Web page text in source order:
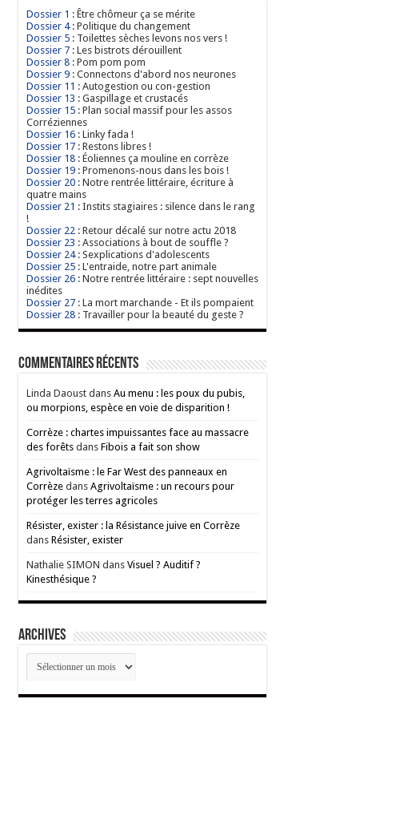
Dossier 1 : Être chômeur ça se mérite
Dossier 4: Politique du changement
Dossier 5 : Toilettes sèches levons nos vers !
Dossier 7 : Les bistrots dérouillent
Dossier 8 : Pom pom pom
Dossier 9 : Connectons d'abord nos neurones
Dossier 11 : Autogestion ou con-gestion
Dossier 13 : Gaspillage et crustacés
Dossier 15 : Plan social massif pour les assos
Corréziennes
Dossier 16 : Linky fada !
Dossier 17 : Restons libres !
Dossier 18 : Éoliennes ça mouline en corrèze
Dossier 19 : Promenons-nous dans les bois !
Dossier 20 : Notre rentrée littéraire, écriture à
quatre mains
Dossier 21 : Instits stagiaires : silence dans le rang
!
Dossier 22 : Retour décalé sur notre actu 2018
Dossier 23 : Associations à bout de souffle ?
Dossier 24: Sexplications d'adolescents
Dossier 25 : L'entraide, notre part animale
Dossier 26 : Notre rentrée littéraire : sept nouvelles
inédites
Dossier 27 : La mort marchande - Et ils pompaient
Dossier 28 : Travailler pour la beauté du geste ?
Commentaires récents
Linda Daoust dans Au menu : les poux du pubis,
ou morpions, espèce en voie de disparition !
Corrèze : chartes impuissantes face au massacre
des forêts dans Fibois a fait son show
Agrivoltaïsme : le Far West des panneaux en
Corrèze dans Agrivoltaïsme : un recours pour
protéger les terres agricoles
Résister, exister : la Résistance juive en Corrèze
dans Résister, exister
Nathalie SIMON dans Visuel ? Auditif ?
Kinesthésique ?
ARCHIVES
ARCHIVES